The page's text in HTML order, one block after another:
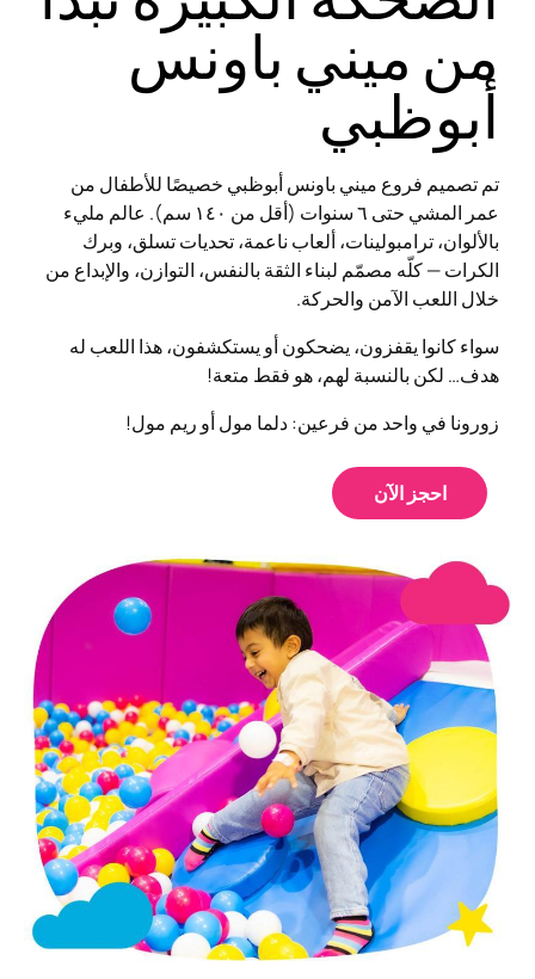
من ميني باونس
أبوظبي
تم تصميم فروع ميني باونس أبوظبي خصيصًا للأطفال من
عمر المشي حتى ٦ سنوات (أقل من ١٤٠ سم). عالم مليء
بالألوان، ترامبولينات، ألعاب ناعمة، تحديات تسلق، وبرك
الكرات — كلّه مصمّم لبناء الثقة بالنفس، التوازن، والإبداع من
خلال اللعب الآمن والحركة.
سواء كانوا يقفزون، يضحكون أو يستكشفون، هذا اللعب له
هدف… لكن بالنسبة لهم، هو فقط متعة!
زورونا في واحد من فرعين: دلما مول أو ريم مول!
احجز الآن